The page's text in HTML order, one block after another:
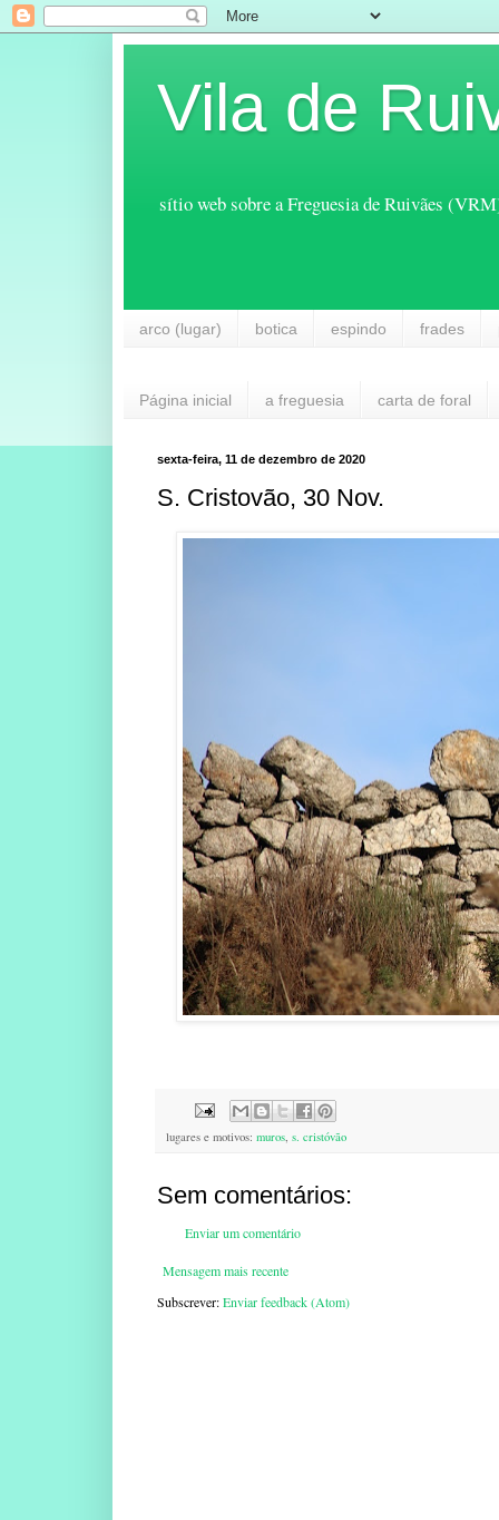
Vila de
sítio web sobre a Freguesia de Ruivães
arco (lugar) botica espindo frades
Página inicial a freguesia carta de foral
sexta-feira, 11 de dezembro de 2020
S. Cristovão, 30 Nov.
lugares e motivos: muros, s. cristóvão
Sem comentários:
Enviar um comentário
Mensagem mais recente
Subscrever:Enviar feedback (Atom)